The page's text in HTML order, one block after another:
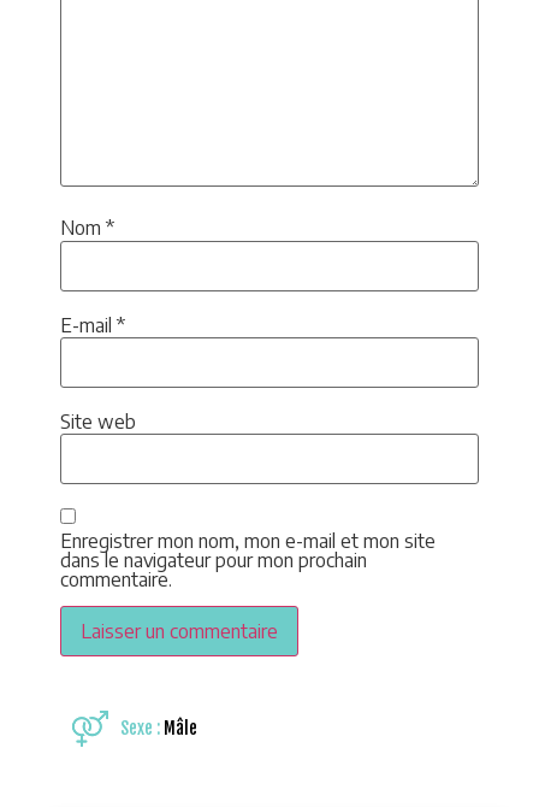
Nom *
E-mail *
Site web
Enregistrer mon nom, mon e-mail et mon site
dans le navigateur pour mon prochain
commentaire.
Sexe : Mâle